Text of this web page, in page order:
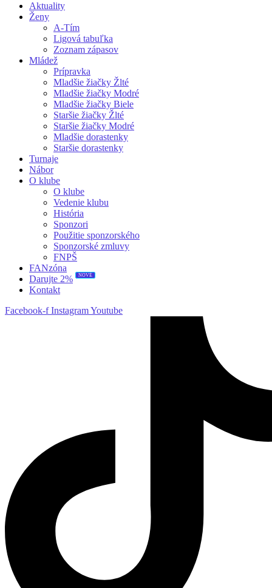
Aktuality
Ženy
A-Tím
Ligová tabuľka
Zoznam zápasov
Mládež
Prípravka
Mladšie žiačky Žlté
Mladšie žiačky Modré
Mladšie žiačky Biele
Staršie žiačky Žlté
Staršie žiačky Modré
Mladšie dorastenky
Staršie dorastenky
Turnaje
Nábor
O klube
O klube
Vedenie klubu
História
Sponzori
Použitie sponzorského
Sponzorské zmluvy
FNPŠ
FANzóna
Darujte 2%
NOVÉ
Kontakt
Facebook-f InstagramYoutube